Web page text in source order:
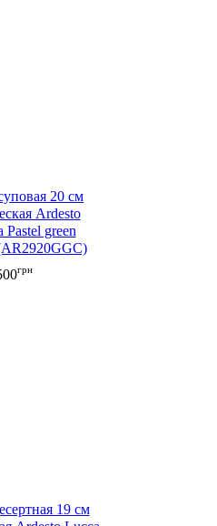
20 см
Ardesto
Pastel green
грн
19 см